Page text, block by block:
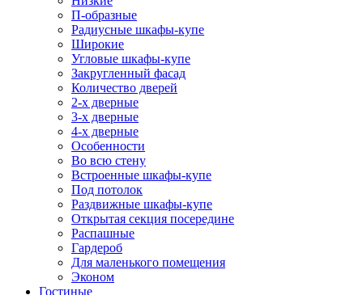
П-образные
Радиусные шкафы-купе
Широкие
Угловые шкафы-купе
Закругленный фасад
Количество дверей
2-х дверные
3-х дверные
4-х дверные
Особенности
Во всю стену
Встроенные шкафы-купе
Под потолок
Раздвижные шкафы-купе
Открытая секция посередине
Распашные
Гардероб
Для маленького помещения
Эконом
Гостиные